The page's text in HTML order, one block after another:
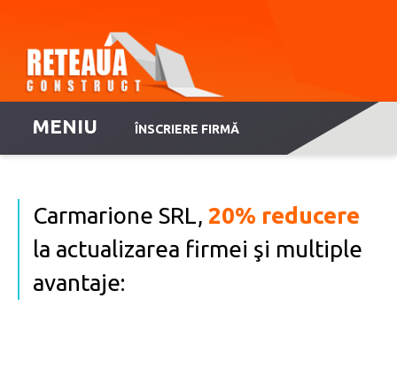
MENIU ÎNSCRIERE FIRMĂ
Carmarione SRL, 20% reducere
la actualizarea firmei şi multiple
avantaje: